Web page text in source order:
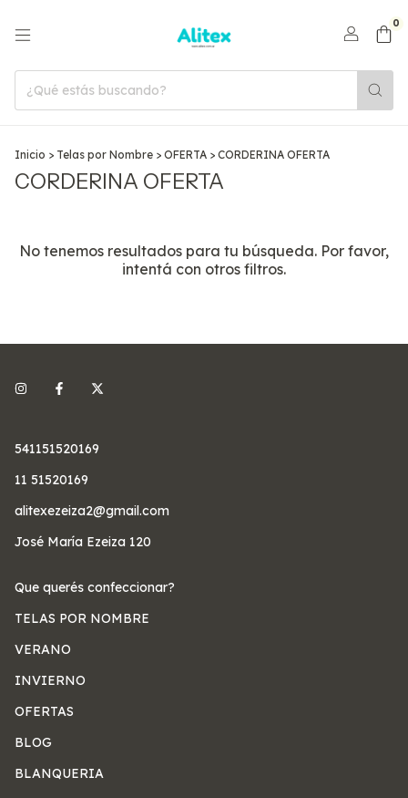
0
Inicio > Telas por Nombre > OFERTA > CORDERINA OFERTA
CORDERINA OFERTA
No tenemos resultados para tu búsqueda. Por favor,
intentá con otros filtros.
541151520169
11 51520169
alitexezeiza2@gmail.com
José María Ezeiza 120
Que querés confeccionar?
TELAS POR NOMBRE
VERANO
INVIERNO
OFERTAS
BLOG
BLANQUERIA